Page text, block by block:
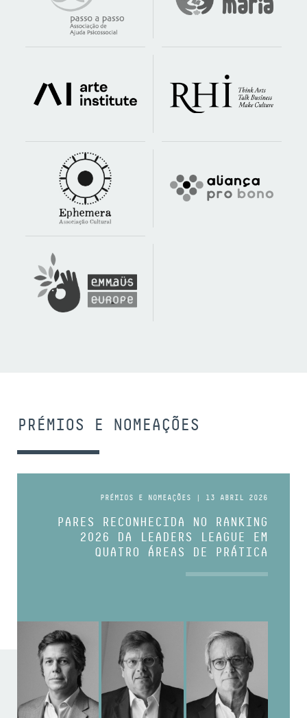
PRÉMIOS E NOMEAÇÕES
PRÉMIOS E NOMEAÇÕES | 13 ABRIL 2026
PARES RECONHECIDA NO RANKING
2026 DA LEADERS LEAGUE EM
QUATRO ÁREAS DE PRÁTICA